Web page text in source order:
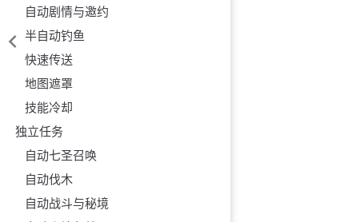
自动剧情与邀约
半自动钓鱼
快速传送
地图遮罩
技能冷却
独立任务
自动七圣召唤
自动伐木
自动战斗与秘境